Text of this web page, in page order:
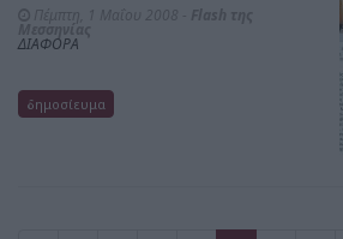
ΔΙΑΦΟΡΑ
δημοσίευμα